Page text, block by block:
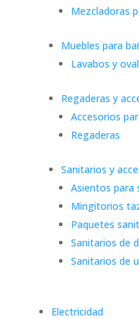
Mezcladoras
Muebles para
Lavabos y
Regaderas y
Accesorios
Regaderas
Sanitarios y
Asientos para
Mingitorios
Paquetes
Sanitarios de
Sanitarios de
Electricidad